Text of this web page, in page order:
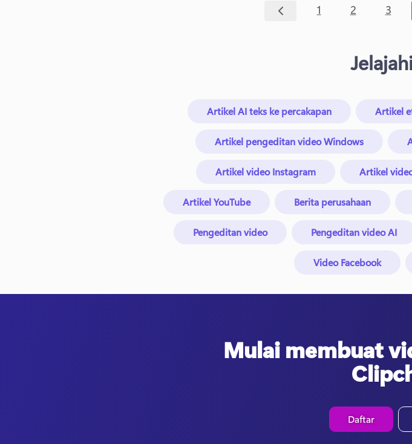
1 2 3
Artikel AI teks ke percakapan Artikel
Artikel pengeditan video Windows
Artikel video Instagram Artikel
Artikel YouTube Berita perusahaan
Pengeditan video Pengeditan video AI
Video Facebook
Mulai membuat
Daftar